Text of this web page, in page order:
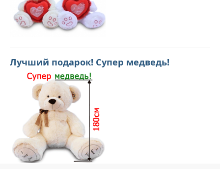
Лучший подарок! Супер медведь!